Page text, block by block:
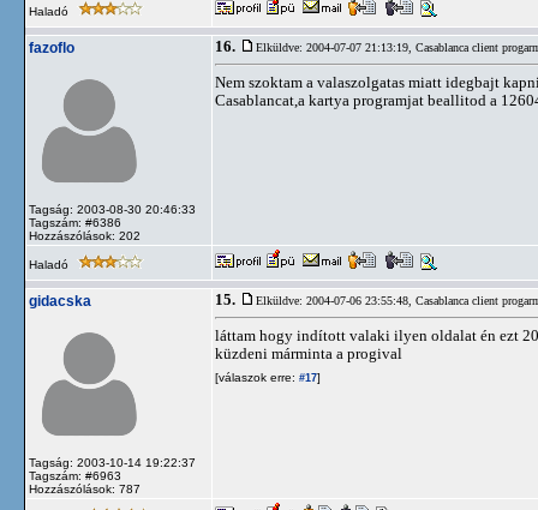
Haladó
fazoflo
Tagság: 2003-08-30 20:46:33
Tagszám: #6386
Hozzászólások: 202
16. Elküldve: 2004-07-07 21:13:19, Casablanca client
Nem szoktam a valaszolgatas miatt idegbajt
Casablancat,a kartya programjat beallitod a
Haladó
gidacska
Tagság: 2003-10-14 19:22:37
Tagszám: #6963
Hozzászólások: 787
15. Elküldve: 2004-07-06 23:55:48, Casablanca client
láttam hogy indított valaki ilyen oldalat én ezt
küzdeni márminta a progival
[válaszok erre: #17]